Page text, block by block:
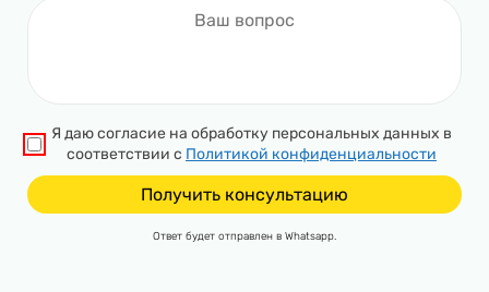
Я даю согласие на обработку персональных данных в
соответствии с Политикой конфиденциальности
Ответ будет отправлен в Whatsapp.